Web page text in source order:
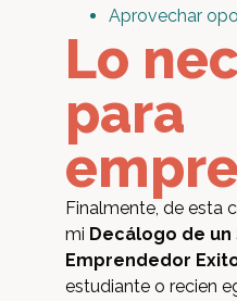
Aprovechar
Lo
para
Finalmente, de esta
mi Decálogo de un
Emprendedor
estudiante o recien